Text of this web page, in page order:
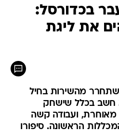
עבר בכדורסל:
את ליגת
עת השתחרר מהשירות בחיל
חשב בכלל שישחק
ועבודה קשה
הראשונה. סיפורו